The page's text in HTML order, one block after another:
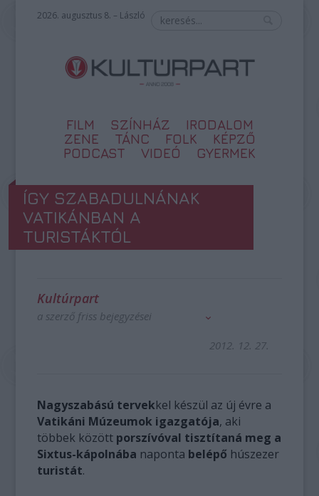
2026. augusztus 8. – László
FILM SZÍNHÁZ
IRODALOM
ZENE
TÁNC FOLK
KÉPZŐ
PODCAST
VIDEÓ GYERMEK
ÍGY SZABADULNÁNAK
VATIKÁNBAN A
TURISTÁKTÓL
Kultúrpart
a szerző friss bejegyzései
2012. 12. 27.
Nagyszabású tervekkel készül az új évre a
Vatikáni Múzeumok igazgatója, aki
többek között porszívóval tisztítaná meg a
Sixtus-kápolnába naponta belépő húszezer
turistát.